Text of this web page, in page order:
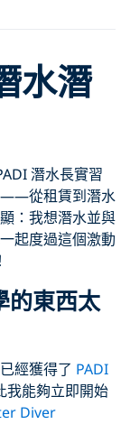
水潛
潛水長實習
——從租賃到潛水
：我想潛水並與
起度過這個激動
的東西太
經獲得了 PADI
我能夠立即開始
Diver